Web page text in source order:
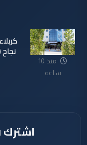
منذ 10
ساعة
اشترك